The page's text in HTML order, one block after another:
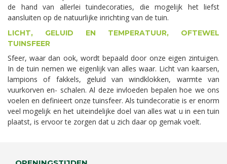
de hand van allerlei tuindecoraties, die mogelijk het liefst
aansluiten op de natuurlijke inrichting van de tuin.
LICHT, GELUID EN TEMPERATUUR, OFTEWEL
TUINSFEER
Sfeer, waar dan ook, wordt bepaald door onze eigen zintuigen.
In de tuin nemen we eigenlijk van alles waar. Licht van kaarsen,
lampions of fakkels, geluid van windklokken, warmte van
vuurkorven en- schalen. Al deze invloeden bepalen hoe we ons
voelen en definieert onze tuinsfeer. Als tuindecoratie is er enorm
veel mogelijk en het uiteindelijke doel van alles wat u in een tuin
plaatst, is ervoor te zorgen dat u zich daar op gemak voelt.